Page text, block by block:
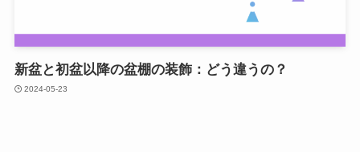
新盆と初盆以降の盆棚の装飾：どう違うの？
2024-05-23